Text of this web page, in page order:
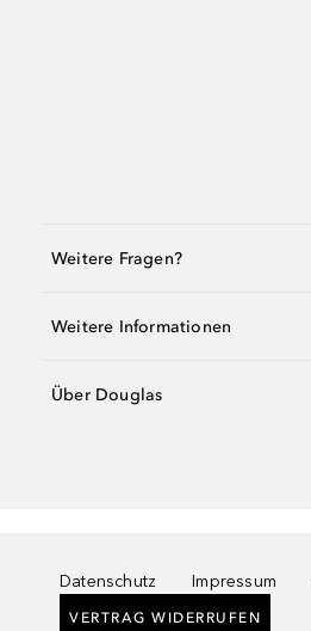
Weitere Fragen?
Weitere Informationen
Über Douglas
Datenschutz Impressum
VERTRAG WIDERRUFEN